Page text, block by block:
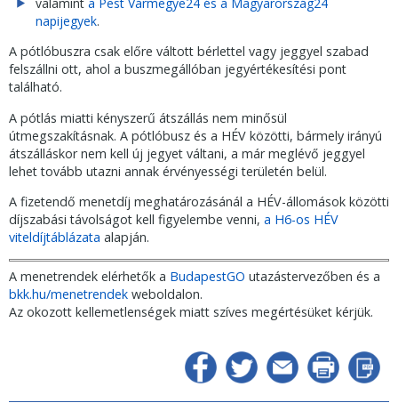
napijegyek.
A pótlóbuszra csak előre váltott bérlettel vagy jeggyel szabad
felszállni ott, ahol a buszmegállóban jegyértékesítési pont
található.
A pótlás miatti kényszerű átszállás nem minősül
útmegszakításnak. A pótlóbusz és a HÉV közötti, bármely irányú
átszálláskor nem kell új jegyet váltani, a már meglévő jeggyel
lehet tovább utazni annak érvényességi területén belül.
A fizetendő menetdíj meghatározásánál a HÉV-állomások közötti
díjszabási távolságot kell figyelembe venni, a H6-os HÉV
viteldíjtáblázata alapján.
A menetrendek elérhetők a BudapestGO utazástervezőben és a
bkk.hu/menetrendek weboldalon.
Az okozott kellemetlenségek miatt szíves megértésüket kérjük.